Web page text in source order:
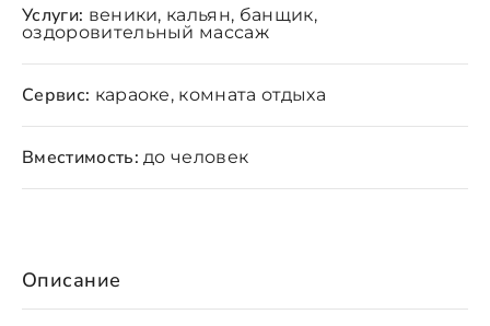
Описание
Услуги: веники, кальян, банщик,
оздоровительный массаж
Сервис: караоке, комната отдыха
Вместимость: до человек